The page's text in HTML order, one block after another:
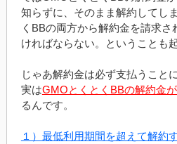
知らずに、そのまま解約してし
くBBの両方から解約金を請求
ければならない。ということも
じゃあ解約金は必ず支払うこと
実はGMOとくとくBBの解約金
るんです。
１）最低利用期間を超えて解約